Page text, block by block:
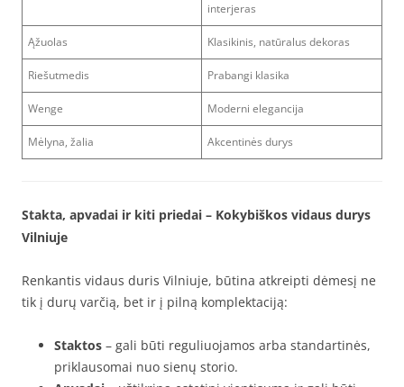
interjeras
Ąžuolas Klasikinis, natūralus dekoras
Riešutmedis Prabangi klasika
Wenge Moderni elegancija
Mėlyna, žalia Akcentinės durys
Stakta, apvadai ir kiti priedai – Kokybiškos vidaus durys
Vilniuje
Renkantis vidaus duris Vilniuje, būtina atkreipti dėmesį ne
tik į durų varčią, bet ir į pilną komplektaciją:
Staktos – gali būti reguliuojamos arba standartinės,
priklausomai nuo sienų storio.